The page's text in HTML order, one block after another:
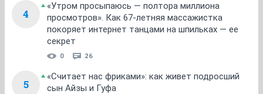
4
«Утром просыпаюсь — полтора миллиона
просмотров». Как 67-летняя массажистка
покоряет интернет танцами на шпильках — ее
секрет
0 26
5
«Считает нас фриками»: как живет подросший
сын Айзы и Гуфа